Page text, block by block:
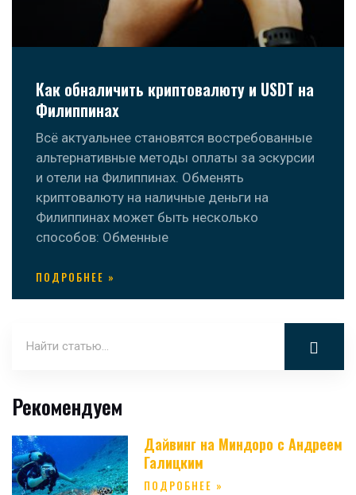
Как обналичить криптовалюту и USDT на
Филиппинах
Всё актуальнее становятся востребованные
альтернативные методы оплаты за эскурсии
и отели на Филиппинах. Обменять
криптовалюту на наличные деньги на
Филиппинах может быть несколько
способов: Обменные
ПОДРОБНЕЕ »
Рекомендуем
Дайвинг на Миндоро с Андреем
Галицким
ПОДРОБНЕЕ »